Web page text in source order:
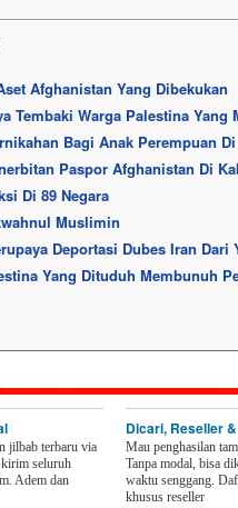
Afghanistan Yang Dibekukan
Tembaki Warga Palestina Yang
Bagi Anak Perempuan
Paspor Afghanistan Di
Di 89 Negara
Muslimin
Deportasi Dubes Iran Dari
Yang Dituduh Membunuh
jilbab terbaru via
seluruh
Adem dan
Dicari, Reseller
Mau penghasilan
Tanpa modal, bisa
waktu senggang.
khusus reseller